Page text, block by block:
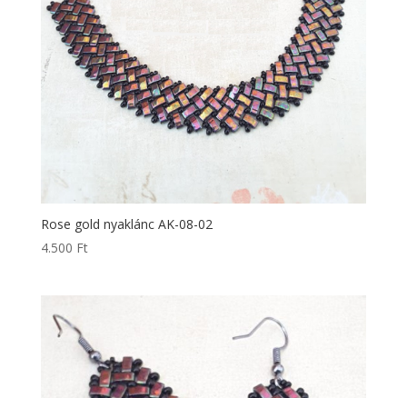
Rose gold nyaklánc AK-08-02
4.500 Ft